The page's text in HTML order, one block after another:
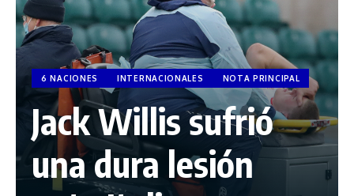
6 NACIONES INTERNACIONALES NOTA PRINCIPAL
Jack Willis sufrió
una dura lesión